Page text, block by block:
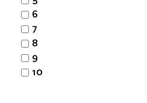
6
7
8
9
10